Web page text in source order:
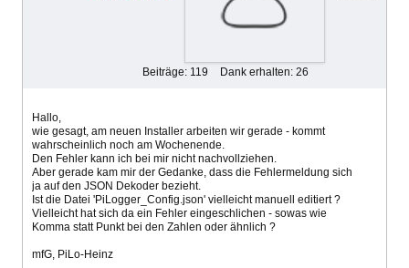
Beiträge: 119 Dank erhalten: 26
Hallo,
wie gesagt, am neuen Installer arbeiten wir gerade - kommt
wahrscheinlich noch am Wochenende.
Den Fehler kann ich bei mir nicht nachvollziehen.
Aber gerade kam mir der Gedanke, dass die Fehlermeldung sich
ja auf den JSON Dekoder bezieht.
Ist die Datei 'PiLogger_Config.json' vielleicht manuell editiert ?
Vielleicht hat sich da ein Fehler eingeschlichen - sowas wie
Komma statt Punkt bei den Zahlen oder ähnlich ?
mfG, PiLo-Heinz